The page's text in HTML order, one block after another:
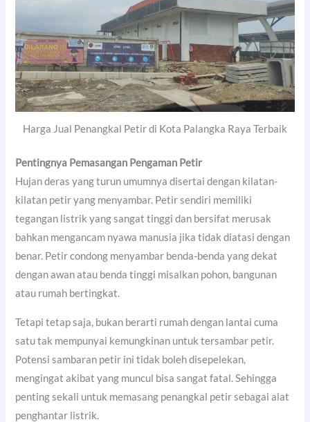
Harga Jual Penangkal Petir di Kota Palangka Raya Terbaik
Pentingnya Pemasangan Pengaman Petir
Hujan deras yang turun umumnya disertai dengan kilatan-
kilatan petir yang menyambar. Petir sendiri memiliki
tegangan listrik yang sangat tinggi dan bersifat merusak
bahkan mengancam nyawa manusia jika tidak diatasi dengan
benar. Petir condong menyambar benda-benda yang dekat
dengan awan atau benda tinggi misalkan pohon, bangunan
atau rumah bertingkat.
Tetapi tetap saja, bukan berarti rumah dengan lantai cuma
satu tak mempunyai kemungkinan untuk tersambar petir.
Potensi sambaran petir ini tidak boleh disepelekan,
mengingat akibat yang muncul bisa sangat fatal. Sehingga
penting sekali untuk memasang penangkal petir sebagai alat
penghantar listrik.